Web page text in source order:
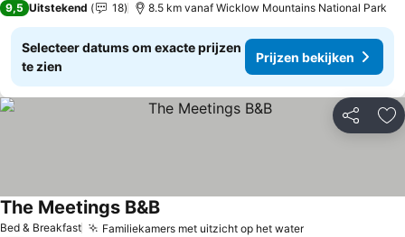
9,5 Uitstekend 18 8.5 km vanaf Wicklow Mountains National Park
Selecteer datums om exacte prijzen
te zien
Prijzen bekijken
Delen
Bed & Breakfast Familiekamers met uitzicht op het water
The Meetings B&B